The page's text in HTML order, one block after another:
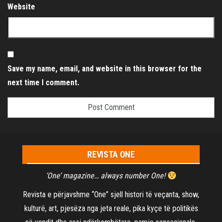
Website
Save my name, email, and website in this browser for the
next time I comment.
REVISTA ONE
‘One’ magazine… always number One!
Revista e përjavshme “One” sjell histori të veçanta, show,
kulturë, art, pjesëza nga jeta reale, pika kyçe të politikës